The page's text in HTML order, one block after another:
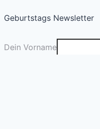
Geburtstags Newsletter
Dein Vorname